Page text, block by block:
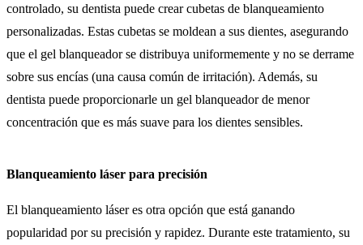
controlado, su dentista puede crear cubetas de blanqueamiento
personalizadas. Estas cubetas se moldean a sus dientes, asegurando
que el gel blanqueador se distribuya uniformemente y no se derrame
sobre sus encías (una causa común de irritación). Además, su
dentista puede proporcionarle un gel blanqueador de menor
concentración que es más suave para los dientes sensibles.
Blanqueamiento láser para precisión
El blanqueamiento láser es otra opción que está ganando
popularidad por su precisión y rapidez. Durante este tratamiento, su